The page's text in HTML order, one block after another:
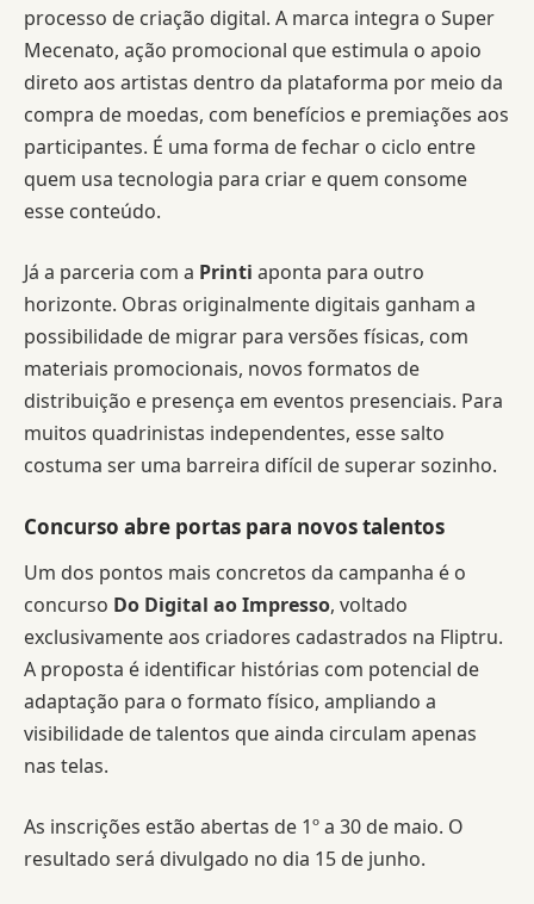
processo de criação digital. A marca integra o Super
Mecenato, ação promocional que estimula o apoio
direto aos artistas dentro da plataforma por meio da
compra de moedas, com benefícios e premiações aos
participantes. É uma forma de fechar o ciclo entre
quem usa tecnologia para criar e quem consome
esse conteúdo.
Já a parceria com a Printi aponta para outro
horizonte. Obras originalmente digitais ganham a
possibilidade de migrar para versões físicas, com
materiais promocionais, novos formatos de
distribuição e presença em eventos presenciais. Para
muitos quadrinistas independentes, esse salto
costuma ser uma barreira difícil de superar sozinho.
Concurso abre portas para novos talentos
Um dos pontos mais concretos da campanha é o
concurso Do Digital ao Impresso, voltado
exclusivamente aos criadores cadastrados na Fliptru.
A proposta é identificar histórias com potencial de
adaptação para o formato físico, ampliando a
visibilidade de talentos que ainda circulam apenas
nas telas.
As inscrições estão abertas de 1º a 30 de maio. O
resultado será divulgado no dia 15 de junho.